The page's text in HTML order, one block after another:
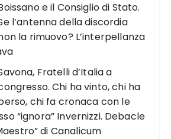
e il Consiglio di Stato.
l’antenna della discordia
la rimuovo? L’interpellanza
Fratelli d’Italia a
Chi ha vinto, chi ha
chi fa cronaca con le
“ignora” Invernizzi. Debacle
di Canalicum